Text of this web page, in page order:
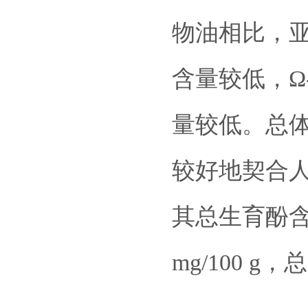
物油相比，
含量较低，
量较低。总
较好地契合
其总生育酚
mg/100 g，